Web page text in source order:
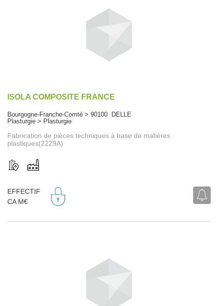
ISOLA COMPOSITE FRANCE
Bourgogne-Franche-Comté > 90100 DELLE
Plasturgie > Plasturgie
Fabrication de pièces techniques à base de matières
plastiques(2229A)
EFFECTIF
CA M€